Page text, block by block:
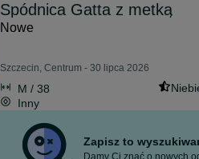
Spódnica Gatta z metką
Nowe
Szczecin, Centrum - 30 lipca 2026
M / 38
Inny
Zapisz to
Damy Ci znać o nowych